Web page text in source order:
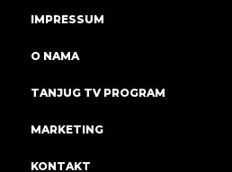
IMPRESSUM
O NAMA
TANJUG TV PROGRAM
MARKETING
KONTAKT